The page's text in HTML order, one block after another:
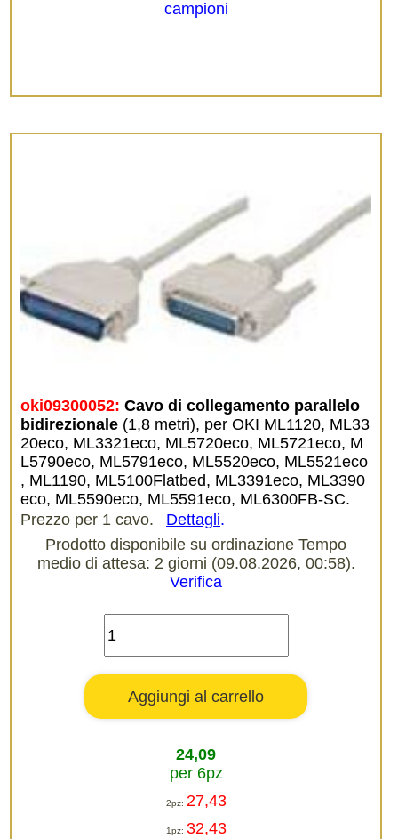
campioni
oki09300052: Cavo di collegamento parallelo
bidirezionale (1,8 metri), per OKI ML1120, ML33
20eco, ML3321eco, ML5720eco, ML5721eco, M
L5790eco, ML5791eco, ML5520eco, ML5521eco
, ML1190, ML5100Flatbed, ML3391eco, ML3390
eco, ML5590eco, ML5591eco, ML6300FB-SC.
Prezzo per 1 cavo.
Dettagli.
Prodotto disponibile su ordinazione Tempo
medio di attesa: 2 giorni (09.08.2026, 00:58).
Verifica
24,09
per 6pz
2pz: 27,43
1pz: 32,43